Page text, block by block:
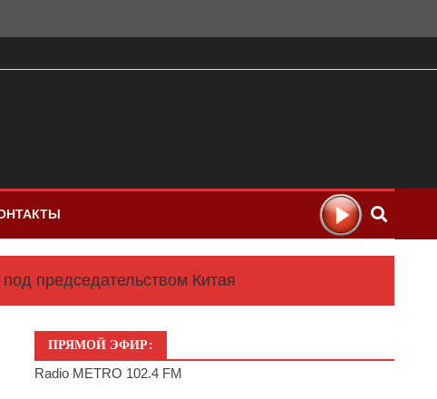
председательством Китая
ПРЯМОЙ ЭФИР:
Radio METRO 102.4 FM